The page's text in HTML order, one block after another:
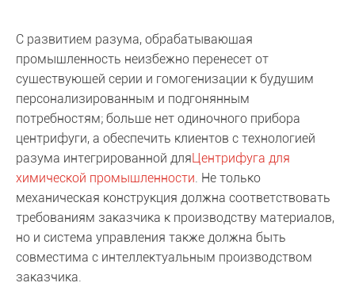
С развитием разума, обрабатывающая
промышленность неизбежно перенесет от
существующей серии и гомогенизации к будущим
персонализированным и подгонянным
потребностям; больше нет одиночного прибора
центрифуги, а обеспечить клиентов с технологией
разума интегрированной дляЦентрифуга для
химической промышленности. Не только
механическая конструкция должна соответствовать
требованиям заказчика к производству материалов,
но и система управления также должна быть
совместима с интеллектуальным производством
заказчика.